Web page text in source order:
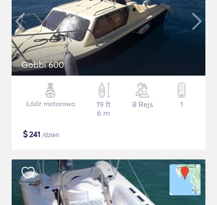
Gobbi 600
Łódź motorowa
19 ft
6 m
8 Rejs 1
$241 /dzień